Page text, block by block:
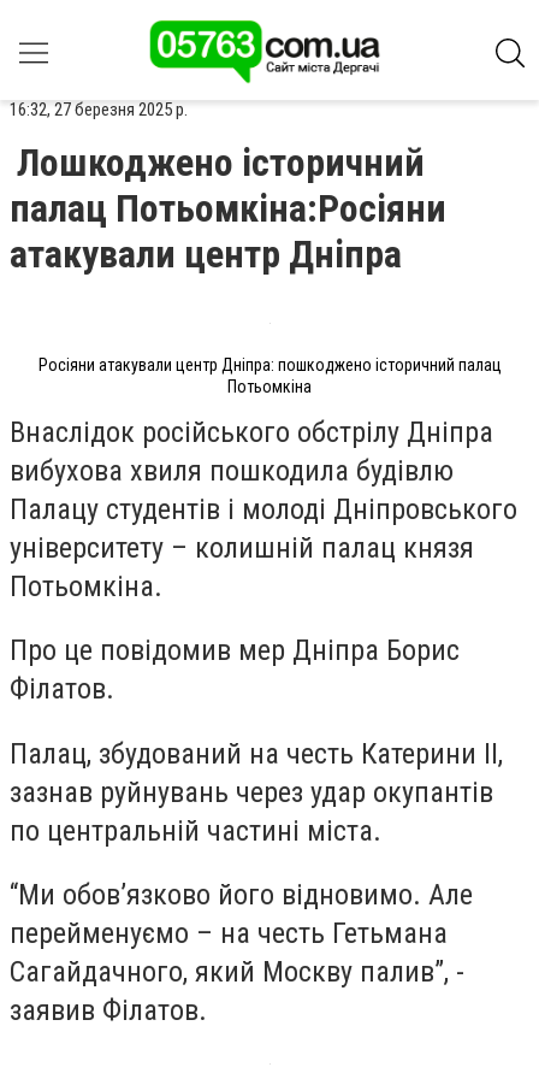
16:32, 27 березня 2025 р.
Лошкоджено історичний
палац Потьомкіна:Росіяни
атакували центр Дніпра
Росіяни атакували центр Дніпра: пошкоджено історичний палац
Потьомкіна
Внаслідок російського обстрілу Дніпра
вибухова хвиля пошкодила будівлю
Палацу студентів і молоді Дніпровського
університету – колишній палац князя
Потьомкіна.
Про це повідомив мер Дніпра Борис
Філатов.
Палац, збудований на честь Катерини II,
зазнав руйнувань через удар окупантів
по центральній частині міста.
“Ми обов’язково його відновимо. Але
перейменуємо – на честь Гетьмана
Сагайдачного, який Москву палив”, -
заявив Філатов.